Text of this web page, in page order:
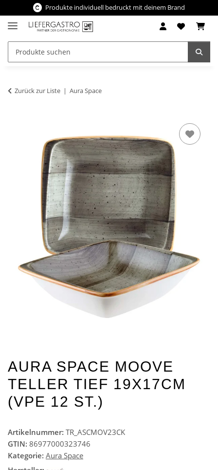
Produkte individuell bedruckt mit deinem Brand
Zurück zur Liste Aura Space
AURA SPACE MOOVE
TELLER TIEF 19X17CM
(VPE 12 ST.)
Artikelnummer: TR_ASCMOV23CK
GTIN: 86977000323746
Kategorie: Aura Space